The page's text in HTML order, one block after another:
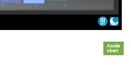
Accés
obert